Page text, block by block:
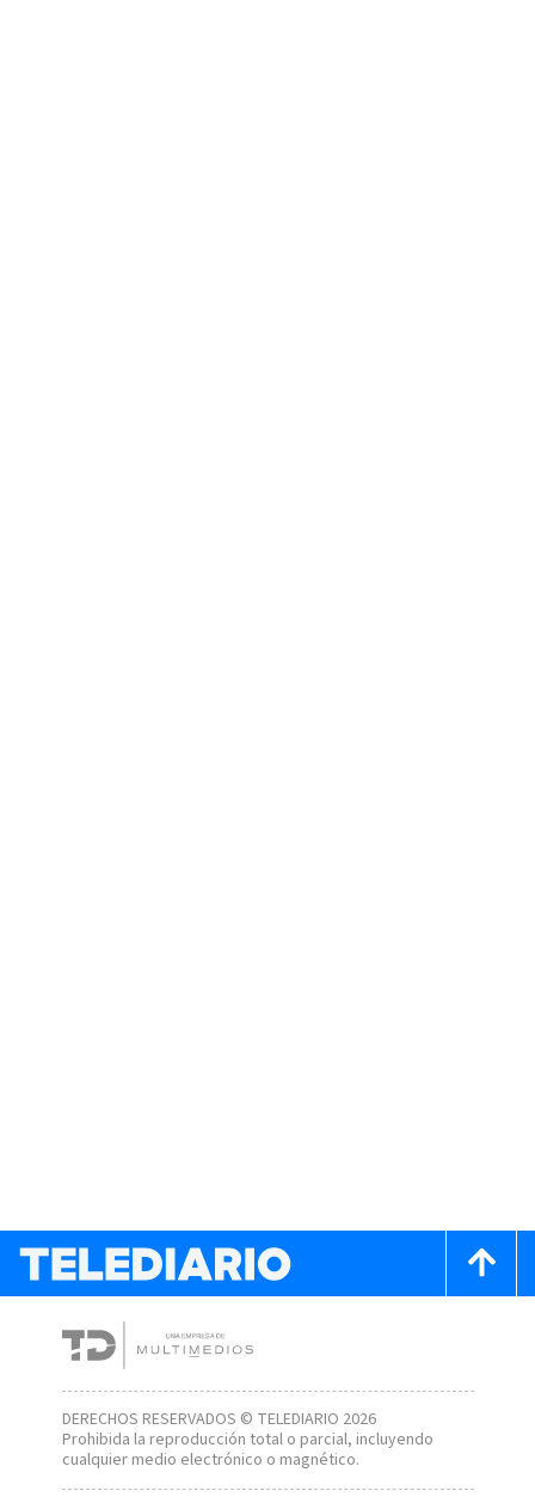
DERECHOS RESERVADOS © TELEDIARIO 2026
Prohibida la reproducción total o parcial, incluyendo
cualquier medio electrónico o magnético.